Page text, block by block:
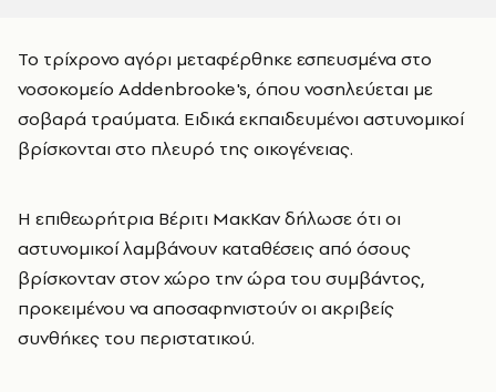
Το τρίχρονο αγόρι μεταφέρθηκε εσπευσμένα στο
νοσοκομείο Addenbrooke's, όπου νοσηλεύεται με
σοβαρά τραύματα. Ειδικά εκπαιδευμένοι αστυνομικοί
βρίσκονται στο πλευρό της οικογένειας.
Η επιθεωρήτρια Βέριτι ΜακΚαν δήλωσε ότι οι
αστυνομικοί λαμβάνουν καταθέσεις από όσους
βρίσκονταν στον χώρο την ώρα του συμβάντος,
προκειμένου να αποσαφηνιστούν οι ακριβείς
συνθήκες του περιστατικού.